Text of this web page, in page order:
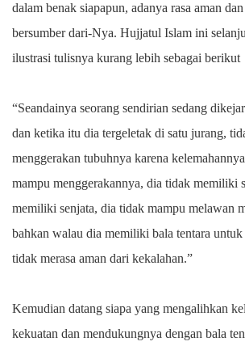
dalam benak siapapun, adanya rasa aman
bersumber dari-Nya. Hujjatul Islam ini
ilustrasi tulisnya kurang lebih sebagai berikut
“Seandainya seorang sendirian sedang
dan ketika itu dia tergeletak di satu jurang,
menggerakan tubuhnya karena
mampu menggerakannya, dia tidak memiliki
memiliki senjata, dia tidak mampu melawan
bahkan walau dia memiliki bala tentara untuk
tidak merasa aman dari kekalahan.”
Kemudian datang siapa yang mengalihkan
kekuatan dan mendukungnya dengan bala